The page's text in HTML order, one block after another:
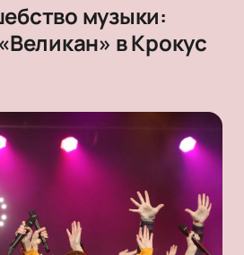
музыки:
в Крокус